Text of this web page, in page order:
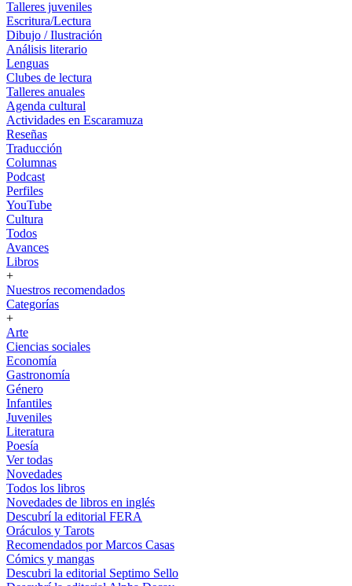
Talleres juveniles
Escritura/Lectura
Dibujo / Ilustración
Análisis literario
Lenguas
Clubes de lectura
Talleres anuales
Agenda cultural
Actividades en Escaramuza
Reseñas
Traducción
Columnas
Podcast
Perfiles
YouTube
Cultura
Todos
Avances
Libros
+
Nuestros recomendados
Categorías
+
Arte
Ciencias sociales
Economía
Gastronomía
Género
Infantiles
Juveniles
Literatura
Poesía
Ver todas
Novedades
Todos los libros
Novedades de libros en inglés
Descubrí la editorial FERA
Oráculos y Tarots
Recomendados por Marcos Casas
Cómics y mangas
Descubri la editorial Septimo Sello